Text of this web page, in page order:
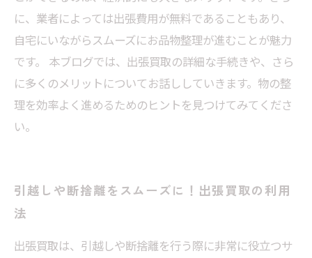
に、業者によっては出張費用が無料であることもあり、
自宅にいながらスムーズにお品物整理が進むことが魅力
です。 本ブログでは、出張買取の詳細な手続きや、さら
に多くのメリットについてお話ししていきます。物の整
理を効率よく進めるためのヒントを見つけてみてくださ
い。
引越しや断捨離をスムーズに！出張買取の利用
法
出張買取は、引越しや断捨離を行う際に非常に役立つサ